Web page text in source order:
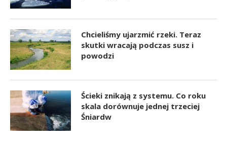
Chcieliśmy ujarzmić rzeki. Teraz
skutki wracają podczas susz i
powodzi
Ścieki znikają z systemu. Co roku
skala dorównuje jednej trzeciej
Śniardw